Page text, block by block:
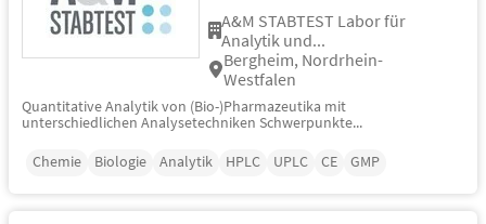
A&M STABTEST Labor für
Analytik und...
Bergheim, Nordrhein-
Westfalen
Quantitative Analytik von (Bio-)Pharmazeutika mit
unterschiedlichen Analysetechniken Schwerpunkte...
Chemie
Biologie Analytik HPLC UPLC CE GMP